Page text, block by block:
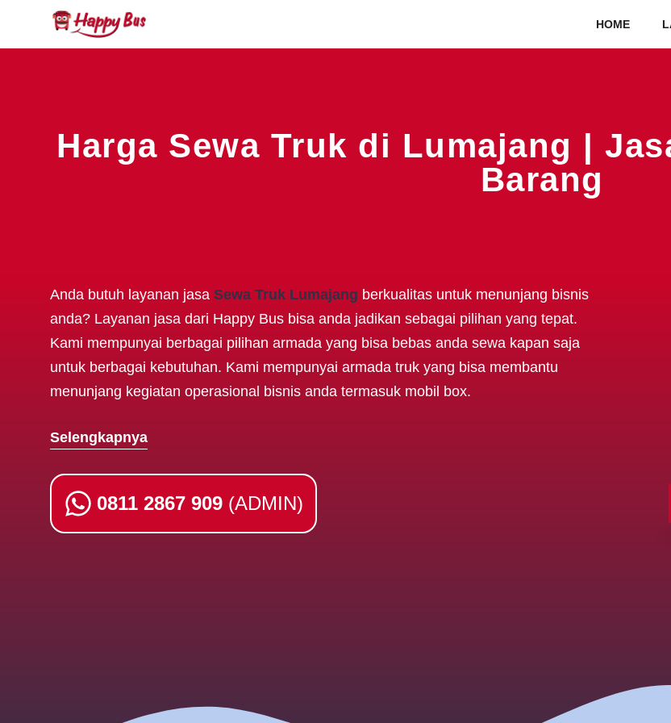
HOME
Harga Sewa Truk di Lumajang |
Barang
Anda butuh layanan jasa Sewa Truk Lumajang berkualitas untuk menunjang bisnis
anda? Layanan jasa dari Happy Bus bisa anda jadikan sebagai pilihan yang tepat.
Kami mempunyai berbagai pilihan armada yang bisa bebas anda sewa kapan saja
untuk berbagai kebutuhan. Kami mempunyai armada truk yang bisa membantu
menunjang kegiatan operasional bisnis anda termasuk mobil box.
Selengkapnya
0811 2867 909 (ADMIN)